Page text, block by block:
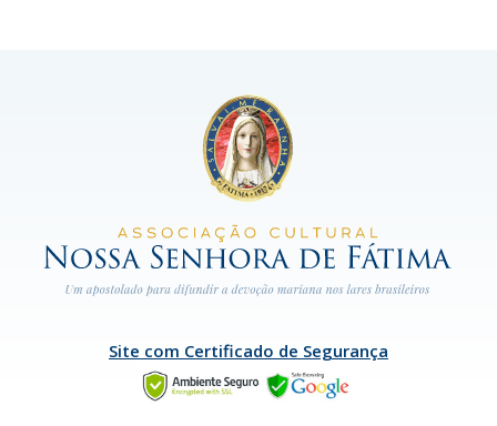
Site com Certificado de Segurança